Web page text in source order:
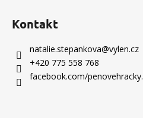
í
p
r
v
Kontakt
natalie.stepankova@vylen.cz
+420 775 558 768
facebook.com/